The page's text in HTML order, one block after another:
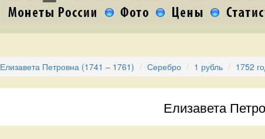
Елизавета Петровна (1741 – 1761) Серебро 1 рубль 1752
Елизавета